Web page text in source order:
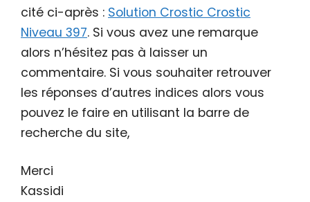
cité ci-après : Solution Crostic Crostic
Niveau 397. Si vous avez une remarque
alors n’hésitez pas à laisser un
commentaire. Si vous souhaiter retrouver
les réponses d’autres indices alors vous
pouvez le faire en utilisant la barre de
recherche du site,
Merci
Kassidi